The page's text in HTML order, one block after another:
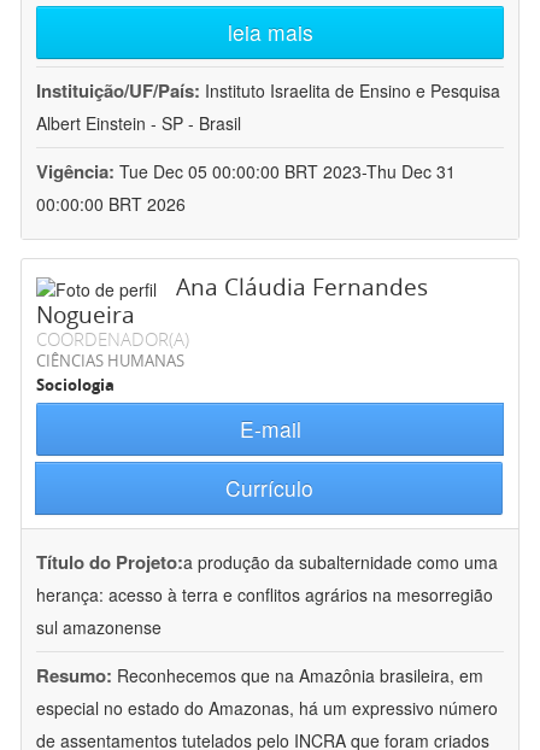
leia mais
Instituição/UF/País: Instituto Israelita de Ensino e Pesquisa
Albert Einstein - SP - Brasil
Vigência: Tue Dec 05 00:00:00 BRT 2023-Thu Dec 31
00:00:00 BRT 2026
Ana Cláudia Fernandes
Nogueira
COORDENADOR(A)
CIÊNCIAS HUMANAS
Sociologia
E-mail
Currículo
Título do Projeto:a produção da subalternidade como uma
herança: acesso à terra e conflitos agrários na mesorregião
sul amazonense
Resumo: Reconhecemos que na Amazônia brasileira, em
especial no estado do Amazonas, há um expressivo número
de assentamentos tutelados pelo INCRA que foram criados